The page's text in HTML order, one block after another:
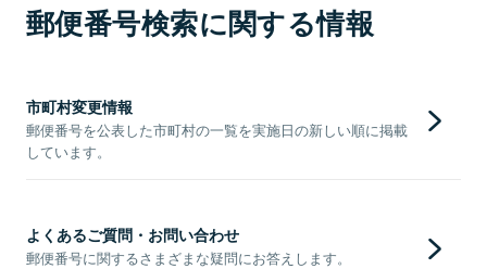
郵便番号検索に関する情報
市町村変更情報
郵便番号を公表した市町村の一覧を実施日の新しい順に掲載
しています。
よくあるご質問・お問い合わせ
郵便番号に関するさまざまな疑問にお答えします。